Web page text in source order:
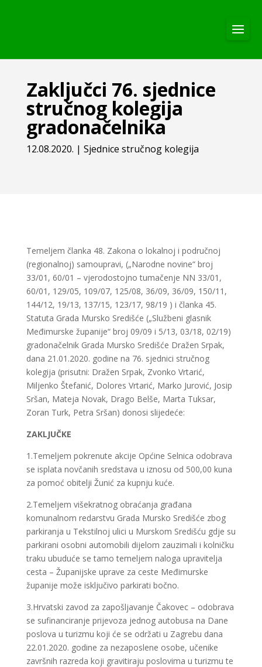
Zaključci 76. sjednice
stručnog kolegija
gradonačelnika
12.08.2020. | Sjednice stručnog kolegija
Temeljem članka 48. Zakona o lokalnoj i područnoj
(regionalnoj) samoupravi, („Narodne novine“ broj
33/01, 60/01 – vjerodostojno tumačenje NN 33/01,
60/01, 129/05, 109/07, 125/08, 36/09, 36/09, 150/11,
144/12, 19/13, 137/15, 123/17, 98/19 ) i članka 45.
Statuta Grada Mursko Središće („Službeni glasnik
Međimurske županije“ broj 09/09 i 5/13, 03/18, 02/19)
gradonačelnik Grada Mursko Središće Dražen Srpak,
dana 21.01.2020. godine na 76. sjednici stručnog
kolegija (prisutni: Dražen Srpak, Zvonko Vrtarić,
Miljenko Štefanić, Dolores Vrtarić, Marko Jurović, Josip
Sršan, Mateja Novak, Drago Belše, Marta Tuksar,
Zoran Turk, Petra Sršan) donosi slijedeće:
ZAKLJUČKE
1.Temeljem pokrenute akcije Općine Selnica odobrava
se isplata novčanih sredstava u iznosu od 500,00 kuna
za pomoć obitelji Žunić za kupnju kuće.
2.Temeljem višekratnog obraćanja građana
komunalnom redarstvu Grada Mursko Središće zbog
parkiranja u Tekstilnoj ulici u Murskom Središću gdje su
parkirani osobni automobili dijelom zauzimali i kolničku
traku ubuduće se tamo temeljem naloga upravitelja
cesta – Županijske uprave za ceste Međimurske
županije može isključivo parkirati bočno.
3.Hrvatski zavod za zapošljavanje Čakovec – odobrava
se sufinanciranje prijevoza jednog autobusa na Dane
poslova u turizmu koji će se održati u Zagrebu dana
22.01.2020. godine za nezaposlene osobe, učenike
završnih razreda koji gravitiraju poslovima u turizmu te